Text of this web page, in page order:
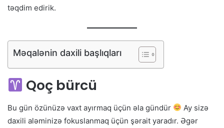
təqdim edirik.
Məqalənin daxili başlıqları
Qoç bürcü
Bu gün özünüzə vaxt ayırmaq üçün əla gündür
Ay sizə
daxili aləminizə fokuslanmaq üçün şərait yaradır. Əgər